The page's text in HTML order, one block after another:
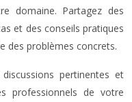
domaine. Partagez des
et des conseils pratiques
des problèmes concrets.
pertinentes et
professionnels de votre